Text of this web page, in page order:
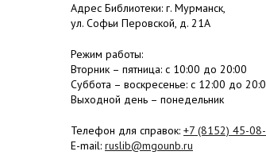
Адрес Библиотеки: г. Мурманск,
ул. Софьи Перовской, д. 21А
Режим работы:
Вторник – пятница: с 10:00 до 20:00
Суббота – воскресенье: c 12:00 до
Выходной день – понедельник
Телефон для справок: +7 (8152) 45-
E-mail: ruslib@mgounb.ru